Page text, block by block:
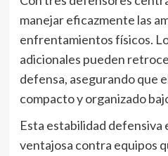
manejar eficazmente las
enfrentamientos físicos.
adicionales pueden
defensa, asegurando que
compacto y organizado
Esta estabilidad
ventajosa contra equipos